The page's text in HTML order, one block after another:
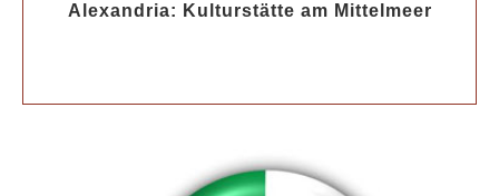
Alexandria: Kulturstätte am Mittelmeer